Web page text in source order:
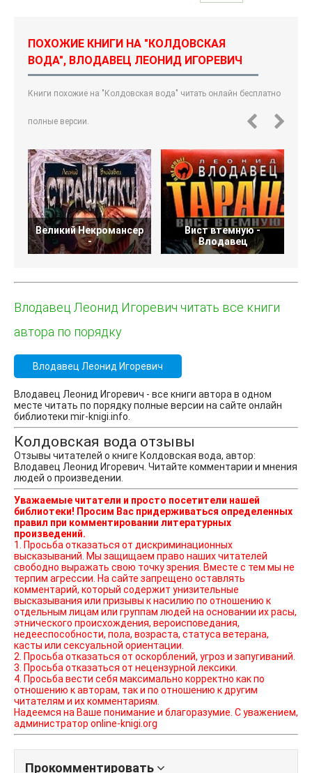
ПОХОЖИЕ КНИГИ НА "КОЛДОВСКАЯ
ВОДА", ВЛОДАВЕЦ ЛЕОНИД ИГОРЕВИЧ
Книги похожие на "Колдовская вода" читать онлайн бесплатно
полные версии.
Великий Некромансер
-
Вист втемную -
Влодавец
Влодавец Леонид Игоревич читать все книги
автора по порядку
Влодавец Леонид Игоревич
Влодавец Леонид Игоревич - все книги автора в одном
месте читать по порядку полные версии на сайте онлайн
библиотеки mir-knigi.info.
Колдовская вода отзывы
Отзывы читателей о книге Колдовская вода, автор:
Влодавец Леонид Игоревич. Читайте комментарии и мнения
людей о произведении.
Уважаемые читатели и просто посетители нашей
библиотеки! Просим Вас придерживаться определенных
правил при комментировании литературных
произведений.
1. Просьба отказаться от дискриминационных
высказываний. Мы защищаем право наших читателей
свободно выражать свою точку зрения. Вместе с тем мы не
терпим агрессии. На сайте запрещено оставлять
комментарий, который содержит унизительные
высказывания или призывы к насилию по отношению к
отдельным лицам или группам людей на основании их расы,
этнического происхождения, вероисповедания,
недееспособности, пола, возраста, статуса ветерана,
касты или сексуальной ориентации.
2. Просьба отказаться от оскорблений, угроз и запугиваний.
3. Просьба отказаться от нецензурной лексики.
4. Просьба вести себя максимально корректно как по
отношению к авторам, так и по отношению к другим
читателям и их комментариям.
Надеемся на Ваше понимание и благоразумие. С уважением,
администратор online-knigi.org
Прокомментировать